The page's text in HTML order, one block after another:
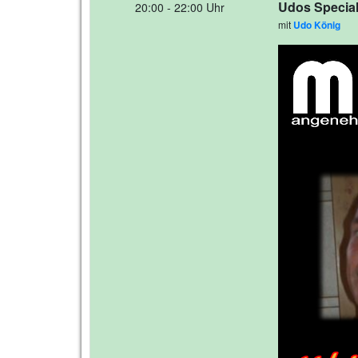
20:00 - 22:00 Uhr Udos
mit Udo König